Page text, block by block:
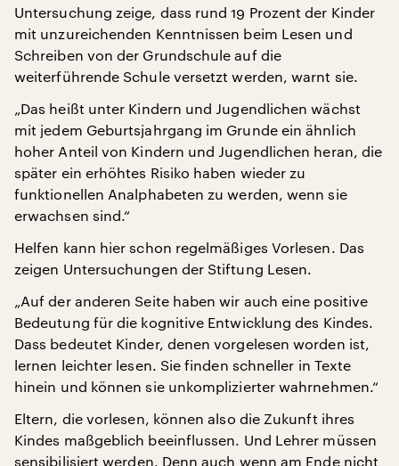
Untersuchung zeige, dass rund 19 Prozent der Kinder
mit unzureichenden Kenntnissen beim Lesen und
Schreiben von der Grundschule auf die
weiterführende Schule versetzt werden, warnt sie.
„Das heißt unter Kindern und Jugendlichen wächst
mit jedem Geburtsjahrgang im Grunde ein ähnlich
hoher Anteil von Kindern und Jugendlichen heran, die
später ein erhöhtes Risiko haben wieder zu
funktionellen Analphabeten zu werden, wenn sie
erwachsen sind.“
Helfen kann hier schon regelmäßiges Vorlesen. Das
zeigen Untersuchungen der Stiftung Lesen.
„Auf der anderen Seite haben wir auch eine positive
Bedeutung für die kognitive Entwicklung des Kindes.
Dass bedeutet Kinder, denen vorgelesen worden ist,
lernen leichter lesen. Sie finden schneller in Texte
hinein und können sie unkomplizierter wahrnehmen.“
Eltern, die vorlesen, können also die Zukunft ihres
Kindes maßgeblich beeinflussen. Und Lehrer müssen
sensibilisiert werden. Denn auch wenn am Ende nicht